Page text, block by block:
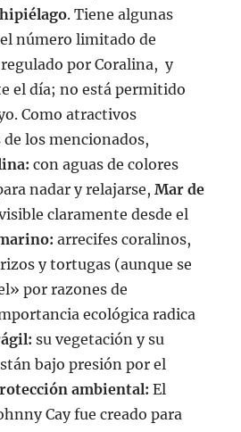
. Tiene algunas
número limitado de
por Coralina, y
el día; no está permitido
Como atractivos
los mencionados,
con aguas de colores
nadar y relajarse,Mar de
claramente desde el
arrecifes coralinos,
y tortugas (aunque se
por razones de
ecológica radica
su vegetación y su
bajo presión por el
ambiental: El
Cay fue creado para